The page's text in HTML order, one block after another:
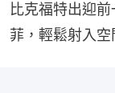
比克福特出迎
菲，輕鬆射入空